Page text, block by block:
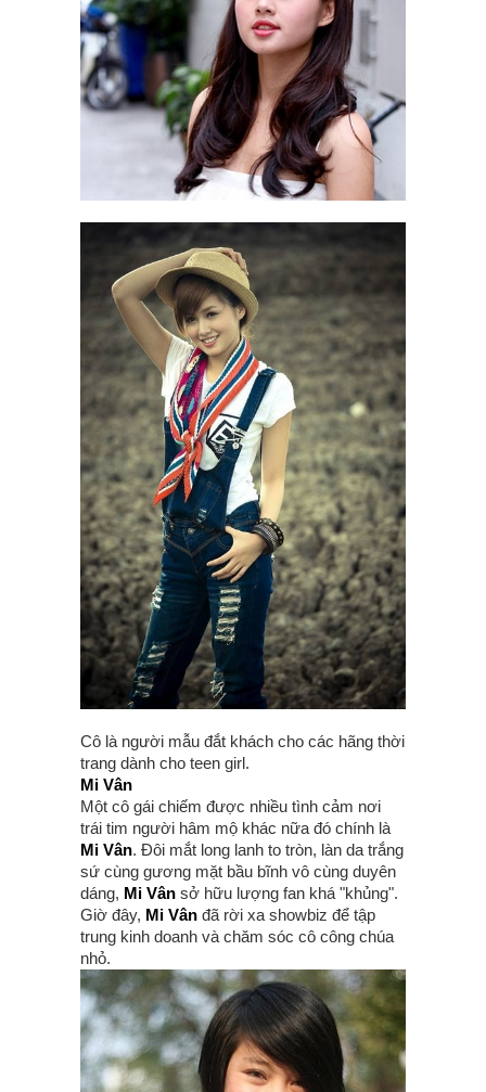
Cô là người mẫu đắt khách cho các hãng thời
trang dành cho teen girl.
Mi Vân
Một cô gái chiếm được nhiều tình cảm nơi
trái tim người hâm mộ khác nữa đó chính là
Mi Vân. Đôi mắt long lanh to tròn, làn da trắng
sứ cùng gương mặt bầu bĩnh vô cùng duyên
dáng, Mi Vân sở hữu lượng fan khá "khủng".
Giờ đây, Mi Vân đã rời xa showbiz để tập
trung kinh doanh và chăm sóc cô công chúa
nhỏ.